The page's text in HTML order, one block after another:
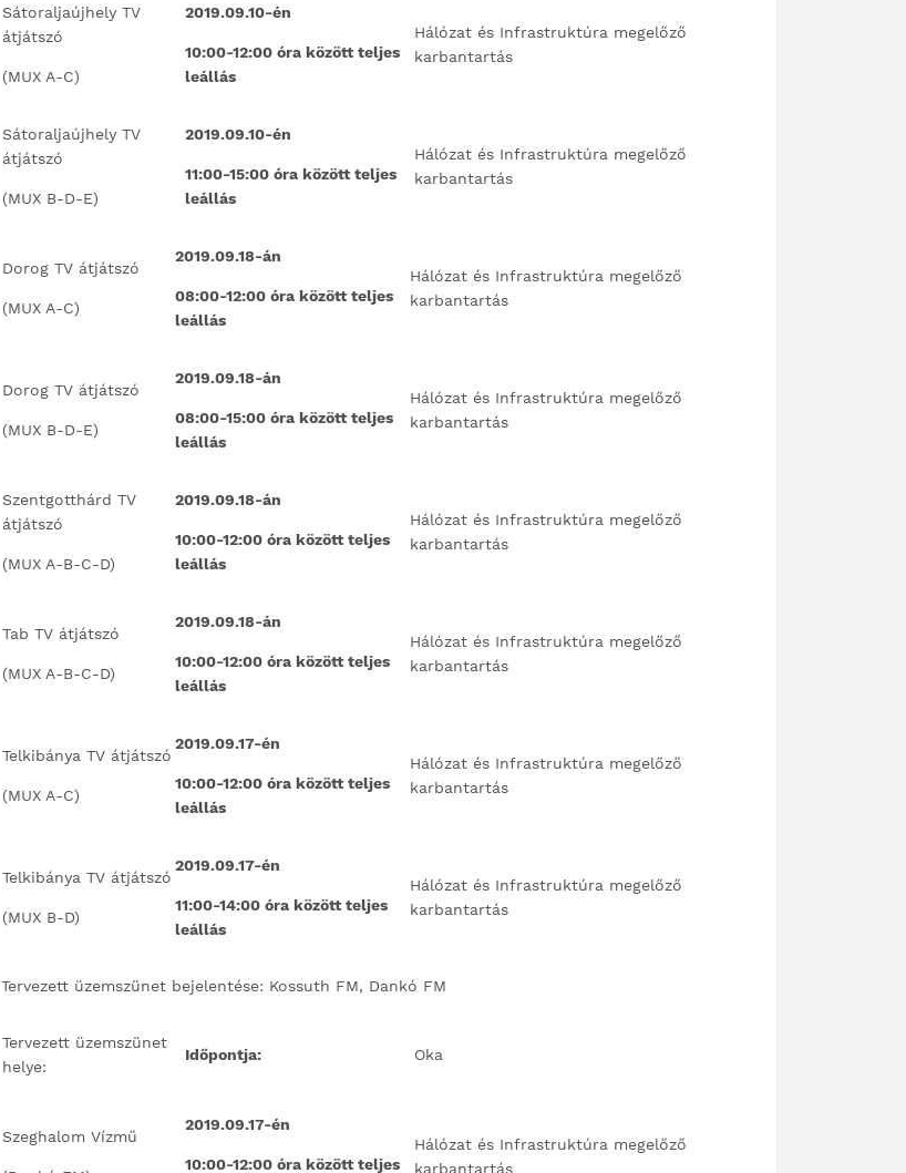
Sátoraljaújhely TV
átjátszó
(MUX A-C)
2019.09.10-én
10:00-12:00 óra között teljes
leállás
Hálózat és Infrastruktúra megelőző
karbantartás
Sátoraljaújhely TV
átjátszó
(MUX B-D-E)
2019.09.10-én
11:00-15:00 óra között teljes
leállás
Hálózat és Infrastruktúra megelőző
karbantartás
Dorog TV átjátszó
(MUX A-C)
2019.09.18-án
08:00-12:00 óra között teljes
leállás
Hálózat és Infrastruktúra megelőző
karbantartás
Dorog TV átjátszó
(MUX B-D-E)
2019.09.18-án
08:00-15:00 óra között teljes
leállás
Hálózat és Infrastruktúra megelőző
karbantartás
Szentgotthárd TV
átjátszó
(MUX A-B-C-D)
2019.09.18-án
10:00-12:00 óra között teljes
leállás
Hálózat és Infrastruktúra megelőző
karbantartás
Tab TV átjátszó
(MUX A-B-C-D)
2019.09.18-án
10:00-12:00 óra között teljes
leállás
Hálózat és Infrastruktúra megelőző
karbantartás
Telkibánya TV átjátszó
(MUX A-C)
2019.09.17-én
10:00-12:00 óra között teljes
leállás
Hálózat és Infrastruktúra megelőző
karbantartás
Telkibánya TV átjátszó
(MUX B-D)
2019.09.17-én
11:00-14:00 óra között teljes
leállás
Hálózat és Infrastruktúra megelőző
karbantartás
Tervezett üzemszünet bejelentése: Kossuth FM, Dankó FM
Tervezett üzemszünet
helye:
Időpontja: Oka
Szeghalom Vízmű
2019.09.17-én
10:00-12:00 óra között teljes
Hálózat és Infrastruktúra megelőző
karbantartás